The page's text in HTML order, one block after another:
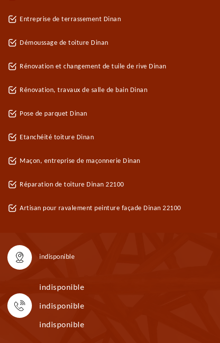
Entreprise de terrassement Dinan
Démoussage de toiture Dinan
Rénovation et changement de tuile de rive Dinan
Rénovation, travaux de salle de bain Dinan
Pose de parquet Dinan
Etanchéité toiture Dinan
Maçon, entreprise de maçonnerie Dinan
Réparation de toiture Dinan 22100
Artisan pour ravalement peinture façade Dinan 22100
indisponible
indisponible
indisponible
indisponible